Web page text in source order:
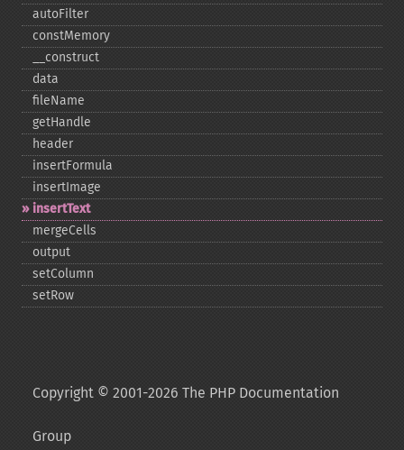
autoFilter
constMemory
_​_​construct
data
fileName
getHandle
header
insertFormula
insertImage
insertText
mergeCells
output
setColumn
setRow
Copyright © 2001-2026 The PHP Documentation
Group